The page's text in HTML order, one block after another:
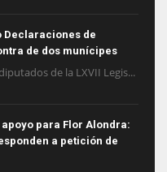
Declaraciones de
de dos munícipes
de la LXVII Legis...
para Flor Alondra:
a petición de